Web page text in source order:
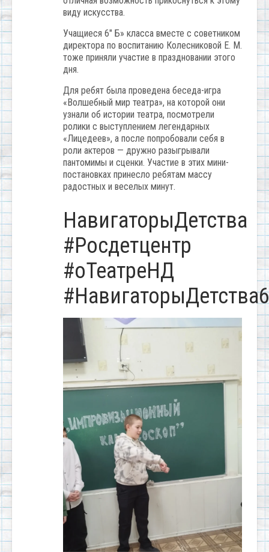
виду искусства.
Учащиеся 6″ Б» класса вместе с советником
директора по воспитанию Колесниковой Е. М.
тоже приняли участие в праздновании этого
дня.
Для ребят была проведена беседа-игра
«Волшебный мир театра», на которой они
узнали об истории театра, посмотрели
ролики с выступлением легендарных
«Лицедеев», а после попробовали себя в
роли актеров — дружно разыгрывали
пантомимы и сценки. Участие в этих мини-
постановках принесло ребятам массу
радостных и веселых минут.
НавигаторыДетства
#Росдетцентр
#оТеатреНД